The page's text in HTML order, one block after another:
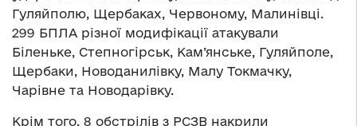
Гуляйполю, Щербаках, Червоному, Малинівці.
299 БПЛА різної модифікації атакували
Біленьке, Степногірськ, Кам’янське, Гуляйполе,
Щербаки, Новоданилівку, Малу Токмачку,
Чарівне та Новодарівку.
Крім того, 8 обстрілів з РСЗВ накрили